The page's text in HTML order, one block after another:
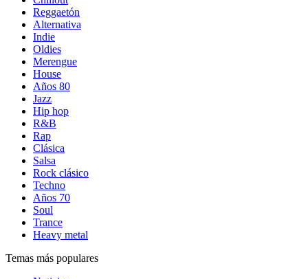
Reggaetón
Alternativa
Indie
Oldies
Merengue
House
Años 80
Jazz
Hip hop
R&B
Rap
Clásica
Salsa
Rock clásico
Techno
Años 70
Soul
Trance
Heavy metal
Temas más populares